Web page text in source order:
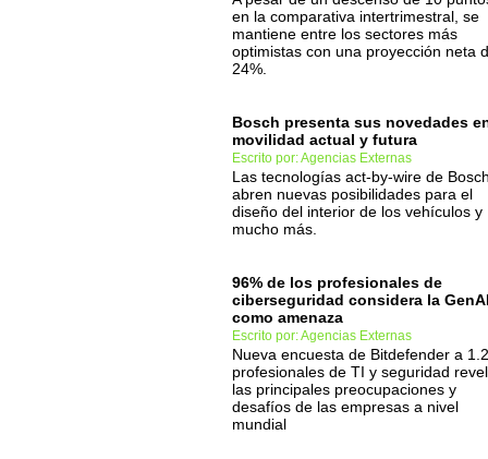
en la comparativa intertrimestral, se
mantiene entre los sectores más
optimistas con una proyección neta
24%.
Bosch presenta sus novedades
movilidad actual y futura
Escrito por: Agencias Externas
Las tecnologías act-by-wire de
abren nuevas posibilidades para el
diseño del interior de los vehículos y
mucho más.
96% de los profesionales de
ciberseguridad considera la
como amenaza
Escrito por: Agencias Externas
Nueva encuesta de Bitdefender a
profesionales de TI y seguridad
las principales preocupaciones y
desafíos de las empresas a nivel
mundial